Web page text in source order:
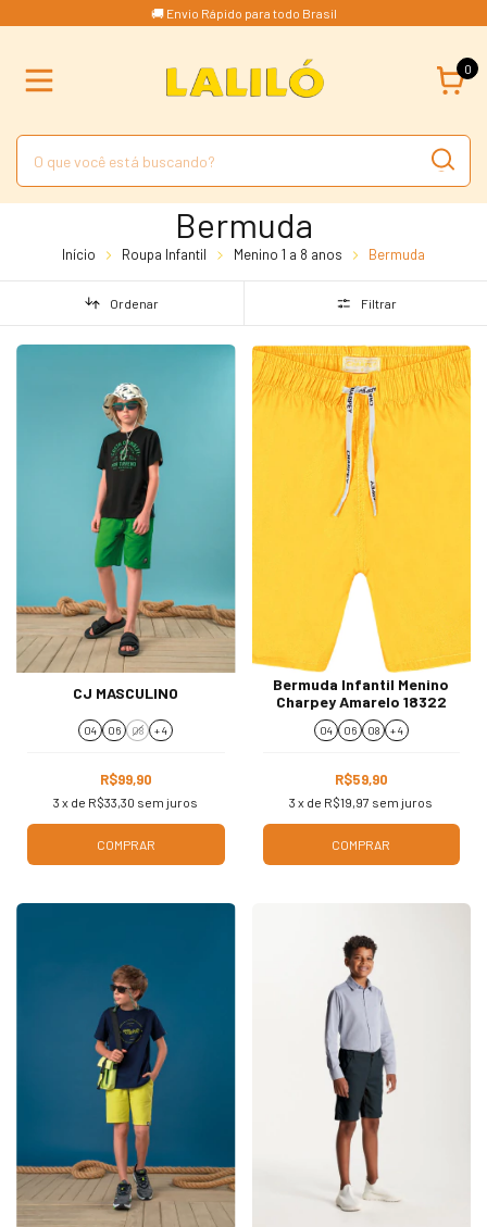
🚚 Envio Rápido para todo Brasil
0
Bermuda
Início Roupa Infantil Menino 1 a 8 anos Bermuda
Ordenar Filtrar
CJ MASCULINO
04 06 08 + 4
R$99,90
3 x de R$33,30 sem juros
COMPRAR
Bermuda Infantil Menino
Charpey Amarelo 18322
04 06 08 + 4
R$59,90
3 x de R$19,97 sem juros
COMPRAR